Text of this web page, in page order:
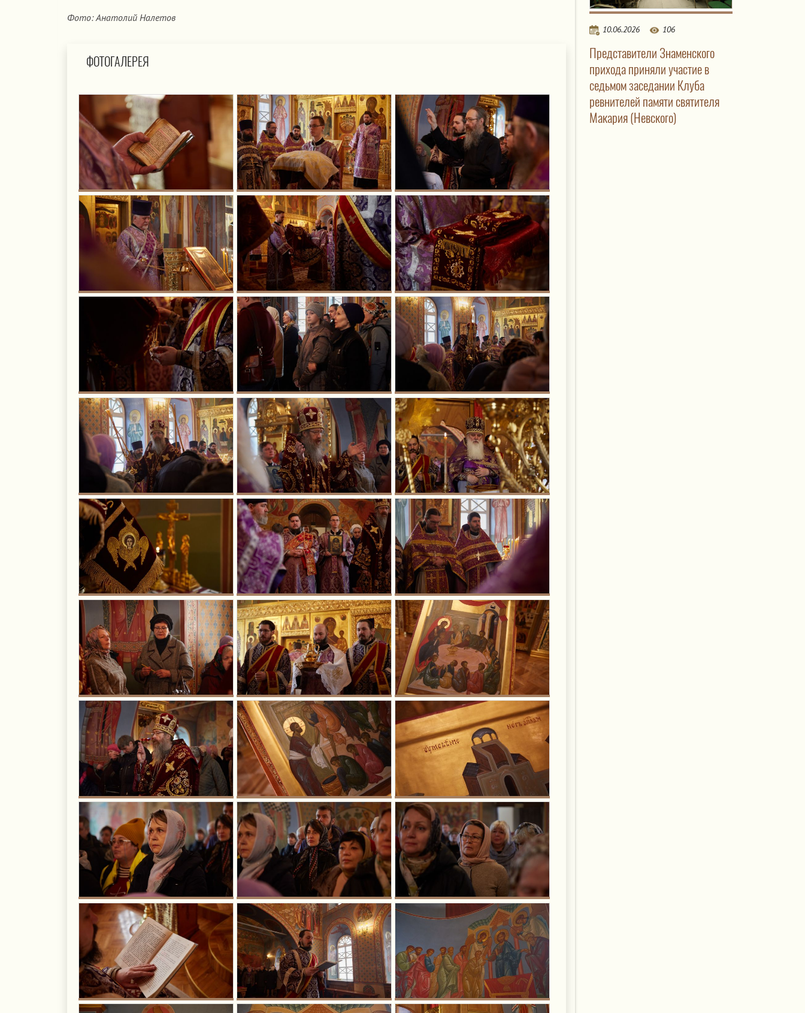
Фото: Анатолий Налетов
ФОТОГАЛЕРЕЯ
10.06.2026 106
Представители Знаменского
прихода приняли участие в
седьмом заседании Клуба
ревнителей памяти святителя
Макария (Невского)